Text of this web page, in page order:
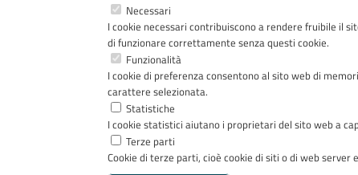
Necessari
I cookie necessari contribuiscono a rendere fruibile il
di funzionare correttamente senza questi cookie.
Funzionalità
I cookie di preferenza consentono al sito web di
carattere selezionata.
Statistiche
I cookie statistici aiutano i proprietari del sito web a
Terze parti
Cookie di terze parti, cioè cookie di siti o di web
Copyright © 2005-2023 - ASST Papa Giovanni XXIII